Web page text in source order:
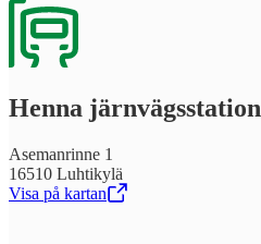
Henna järn­vägs­sta­tion
Asemanrinne 1
16510 Luhtikylä
Visa på kartan
,Öppnas i en ny flik